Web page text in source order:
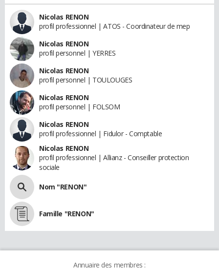
Nicolas RENON
profil professionnel | ATOS - Coordinateur de mep
Nicolas RENON
profil personnel | YERRES
Nicolas RENON
profil personnel | TOULOUGES
Nicolas RENON
profil personnel | FOLSOM
Nicolas RENON
profil professionnel | Fidulor - Comptable
Nicolas RENON
profil professionnel | Allianz - Conseiller protection
sociale
Nom "RENON"
Famille "RENON"
Annuaire des membres :